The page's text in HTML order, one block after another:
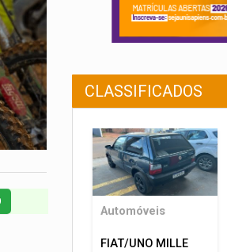
CLASSIFICADOS
Automóveis
FIAT/UNO MILLE